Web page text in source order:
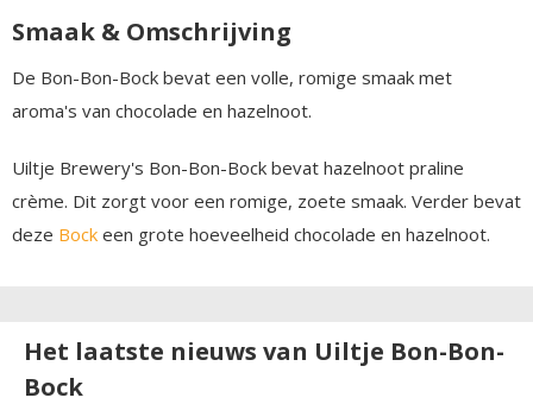
Smaak & Omschrijving
De Bon-Bon-Bock bevat een volle, romige smaak met
aroma's van chocolade en hazelnoot.
Uiltje Brewery's Bon-Bon-Bock bevat hazelnoot praline
crème. Dit zorgt voor een romige, zoete smaak. Verder bevat
deze Bock een grote hoeveelheid chocolade en hazelnoot.
Het laatste nieuws van Uiltje Bon-Bon-
Bock